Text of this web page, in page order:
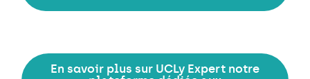
En savoir plus sur UCLy Expert notre